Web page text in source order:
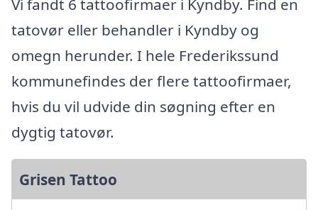
Vi fandt 6 tattoofirmaer i Kyndby. Find en
tatovør eller behandler i Kyndby og
omegn herunder. I hele Frederikssund
kommunefindes der flere tattoofirmaer,
hvis du vil udvide din søgning efter en
dygtig tatovør.
Grisen Tattoo